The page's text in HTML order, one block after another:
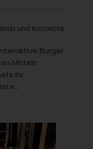
und Konzepte
Burger
Mitteln
ihr